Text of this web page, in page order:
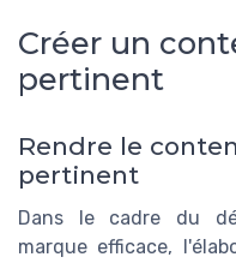
Créer un
pertinent
Rendre le
pertinent
Dans le cadre du
marque efficace,